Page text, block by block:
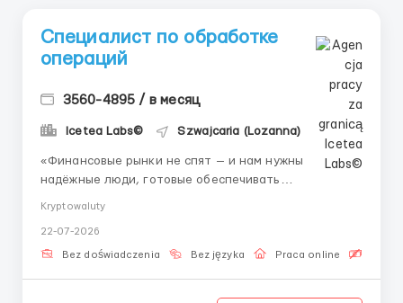
Специалист по обработке
операций
3560-4895 / в месяц
Icetea Labs© Szwajcaria (Lozanna)
«Финансовые рынки не спят — и нам нужны
надёжные люди, готовые обеспечивать
точности и понимания контекста. В финтехе такие
специалисты ценятся очень высоко, а обучение в
Kryptowaluty
22-07-2026
Bez doświadczenia Bez języka Praca online